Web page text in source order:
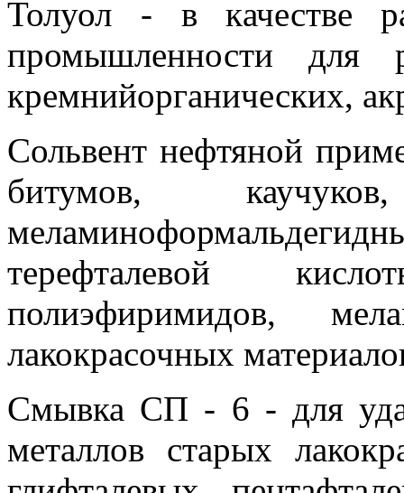
Толуол - в качестве
промышленности для
кремнийорганических,
Сольвент нефтяной
битумов,
терефталевой
полиэфиримидов,
лакокрасочных
Смывка СП - 6 - для
металлов старых